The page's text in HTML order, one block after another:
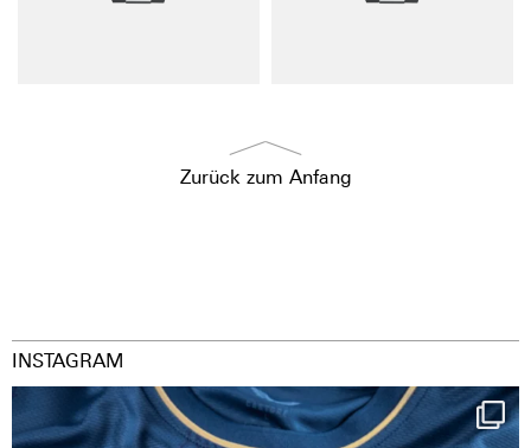
Zurück zum Anfang
INSTAGRAM
Happy Birthday FCZ
130 years filled ...